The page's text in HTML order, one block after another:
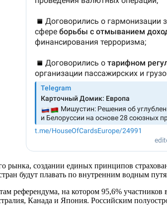
рынка, создании единых принципов
будут плавать по внутренним водным
референдума, на котором 95,6%
Канада и Япония. Российским